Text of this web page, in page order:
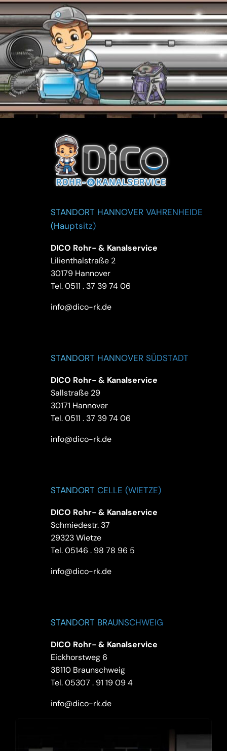
STANDORT HANNOVER VAHRENHEIDE
(Hauptsitz)
DICO Rohr- & Kanalservice
Lilienthalstraße 2
30179 Hannover
Tel.0511 . 37 39 74 06
info@dico-rk.de
STANDORT HANNOVER SÜDSTADT
DICO Rohr- & Kanalservice
Sallstraße 29
30171 Hannover
Tel.0511 . 37 39 74 06
info@dico-rk.de
STANDORT CELLE (WIETZE)
DICO Rohr- & Kanalservice
Schmiedestr. 37
29323 Wietze
Tel.05146 . 98 78 96 5
info@dico-rk.de
STANDORT BRAUNSCHWEIG
DICO Rohr- & Kanalservice
Eickhorstweg 6
38110 Braunschweig
Tel.05307 . 91 19 09 4
info@dico-rk.de